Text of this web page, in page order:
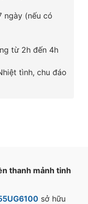
ngày (nếu có
từ 2h đến 4h
tình, chu đáo
thanh mảnh tinh
sở hữu